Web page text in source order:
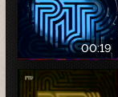
00:19